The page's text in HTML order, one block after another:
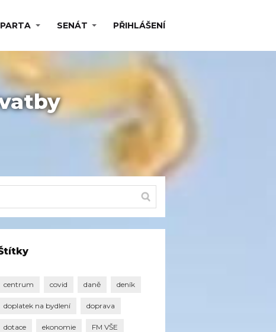
SENÁT PŘIHLÁŠENÍ
centrum covid daně deník
doplatek na bydlení doprava
dotace ekonomie FM VŠE